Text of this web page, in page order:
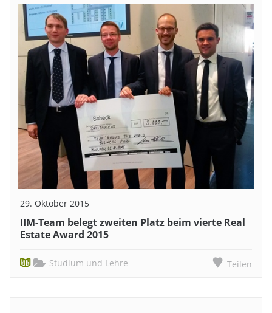
29. Oktober 2015
IIM-Team belegt zweiten Platz beim vierte Real
Estate Award 2015
Studium und Lehre Teilen